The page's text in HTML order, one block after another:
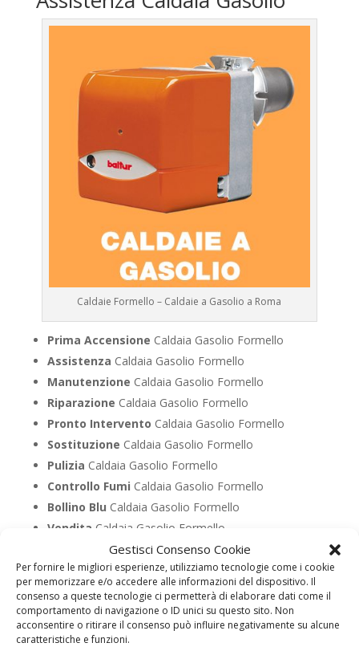
Gestisci Consenso Cookie
Per fornire le migliori esperienze, utilizziamo tecnologie come i cookie
per memorizzare e/o accedere alle informazioni del dispositivo. Il
consenso a queste tecnologie ci permetterà di elaborare dati come il
comportamento di navigazione o ID unici su questo sito. Non
acconsentire o ritirare il consenso può influire negativamente su alcune
caratteristiche e funzioni.
Caldaie Formello – Caldaie a Gasolio a Roma
Prima Accensione Caldaia Gasolio Formello
Assistenza Caldaia Gasolio Formello
Manutenzione Caldaia Gasolio Formello
Riparazione Caldaia Gasolio Formello
Pronto Intervento Caldaia Gasolio Formello
Sostituzione Caldaia Gasolio Formello
Pulizia Caldaia Gasolio Formello
Controllo Fumi Caldaia Gasolio Formello
Bollino Blu Caldaia Gasolio Formello
Vendita Caldaia Gasolio Formello
Caldaia Gasolio Formello
UTILIZZA IL FORM PER RICHIEDERE ASSISTENZA PER
LA TUA CALDAIA